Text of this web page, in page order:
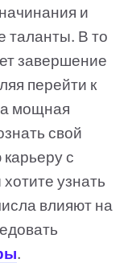
и
таланты. В то
завершение
перейти к
мощная
свой
с
узнать
влияют на
.